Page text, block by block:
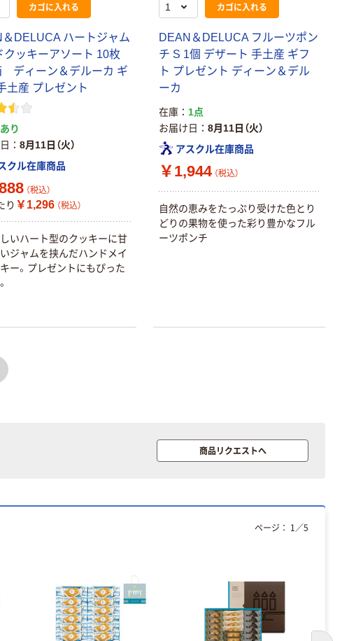
カゴに入れる
＆DELUCA ハートジャム
クッキーアソート 10枚
ディーン＆デルーカ ギ
土産 プレゼント
あり
8月11日（火）
クル在庫商品
（税込）
り ￥1,296 （税込）
いハート型のクッキーに甘
ジャムを挟んだハンドメイ
ー。プレゼントにもぴった
カゴに入れる
DEAN＆DELUCA フルーツポン
チ S 1個 デザート 手土産 ギフ
ト プレゼント ディーン＆デル
ーカ
在庫
1点
お届け日
8月11日（火）
アスクル在庫商品
￥1,944 （税込）
自然の恵みをたっぷり受けた色とり
どりの果物を使った彩り豊かなフル
ーツポンチ
商品リクエストへ
ページ： 1 ／5
本気プライス
アスクル セロハ
ンテープ
￥216~
アスクル フラッ
トファイル エコ
本気プライス
トイレットペー
パー シングル
120ｍ 再生紙
芯あり FSC認